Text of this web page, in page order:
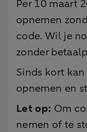
Per 10 maart
opnemen
code. Wil je
zonder
Sinds kort
opnemen en
Let op: Om
nemen of te